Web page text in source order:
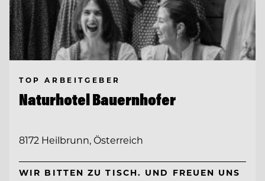
TOP ARBEITGEBER
Naturhotel Bauernhofer
8172 Heilbrunn, Österreich
WIR BITTEN ZU TISCH. UND FREUEN UNS